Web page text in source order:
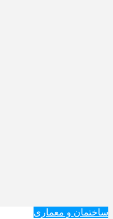
ساختمان و معماری